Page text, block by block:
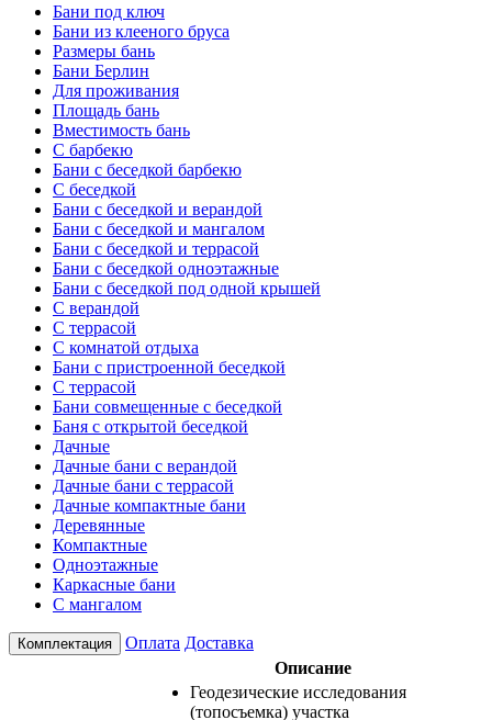
Бани под ключ
Бани из клееного бруса
Размеры бань
Бани Берлин
Для проживания
Площадь бань
Вместимость бань
С барбекю
Бани с беседкой барбекю
С беседкой
Бани с беседкой и верандой
Бани с беседкой и мангалом
Бани с беседкой и террасой
Бани с беседкой одноэтажные
Бани с беседкой под одной крышей
С верандой
С террасой
С комнатой отдыха
Бани с пристроенной беседкой
С террасой
Бани совмещенные с беседкой
Баня с открытой беседкой
Дачные
Дачные бани с верандой
Дачные бани с террасой
Дачные компактные бани
Деревянные
Компактные
Одноэтажные
Каркасные бани
С мангалом
Комплектация Оплата Доставка
Описание
Геодезические исследования
(топосъемка) участка